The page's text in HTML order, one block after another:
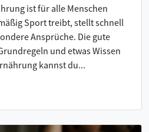
ist für alle Menschen
Sport treibt, stellt schnell
Ansprüche. Die gute
und etwas Wissen
kannst du...